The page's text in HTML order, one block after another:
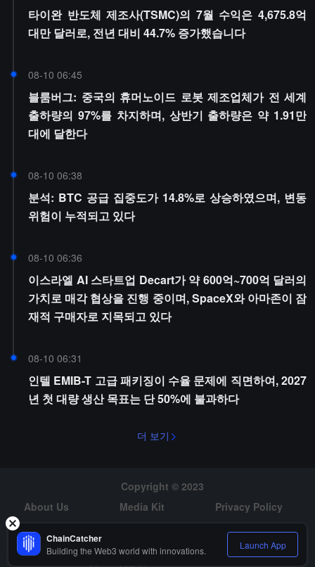
타이완 반도체 제조사(TSMC)의 7월 수익은 4,675.8억
대만 달러로, 전년 대비 44.7% 증가했습니다
08-10 06:45
블룸버그: 중국의 휴머노이드 로봇 제조업체가 전 세계
출하량의 97%를 차지하며, 상반기 출하량은 약 1.91만
대에 달한다
08-10 06:38
분석: BTC 공급 집중도가 14.8%로 상승하였으며, 변동
위험이 누적되고 있다
08-10 06:36
이스라엘 AI 스타트업 Decart가 약 600억~700억 달러의
가치로 매각 협상을 진행 중이며, SpaceX와 아마존이 잠
재적 구매자로 지목되고 있다
08-10 06:31
인텔 EMIB-T 고급 패키징이 수율 문제에 직면하여, 2027
년 첫 대량 생산 목표는 단 50%에 불과하다
더 보기
Copyright © 2023
About Us
Media Kit
Privacy Policy
Risk Warning
Hiring
ChainCatcher
Building the Web3 world with innovations. Launch App